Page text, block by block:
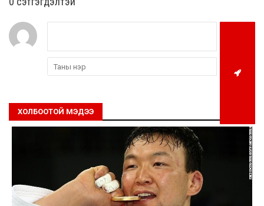
ХОЛБООТОЙ МЭДЭЭ